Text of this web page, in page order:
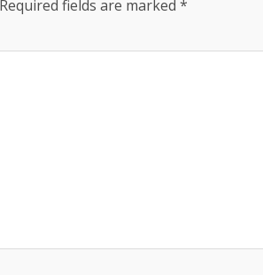
Required fields are marked *